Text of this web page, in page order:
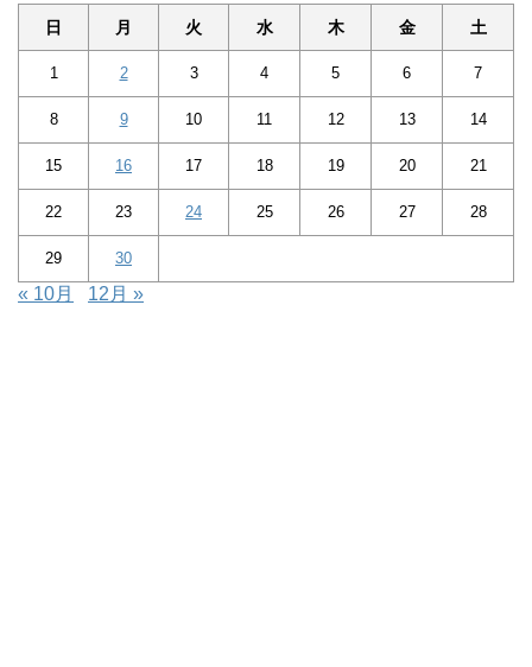
日 月 火 水 木 金 土
1 2 3 4 5 6 7
8 9 10 11 12 13 14
15 16 17 18 19 20 21
22 23 24 25 26 27 28
29 30
« 10月 12月 »